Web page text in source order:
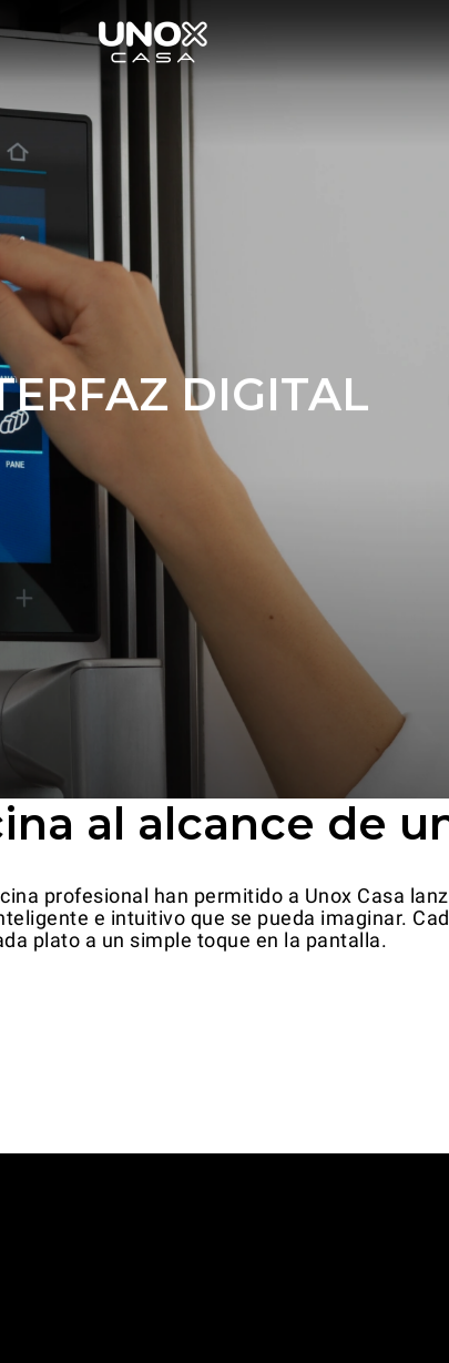
DIGITAL
al alcance de
profesional han permitido a Unox Casa
e intuitivo que se pueda imaginar.
plato a un simple toque en la pantalla.